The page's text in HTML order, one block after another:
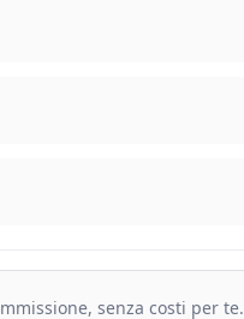
senza costi per te.